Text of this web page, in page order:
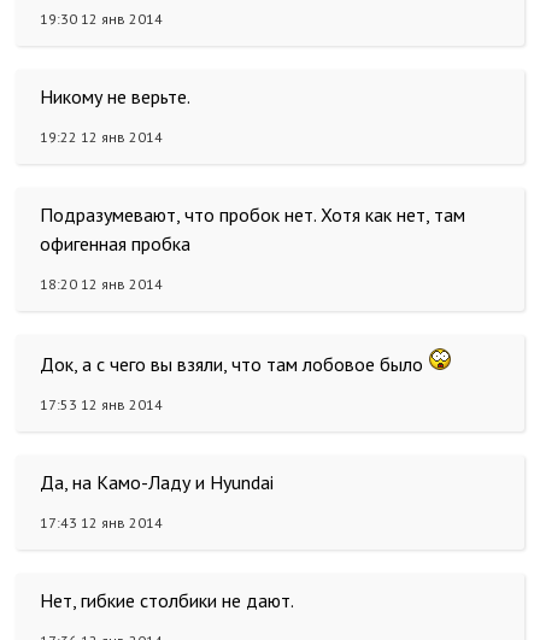
19:30 12 янв 2014
Никому не верьте.
19:22 12 янв 2014
Подразумевают, что пробок нет. Хотя как нет, там
офигенная пробка
18:20 12 янв 2014
Док, а с чего вы взяли, что там лобовое было
17:53 12 янв 2014
Да, на Камо-Ладу и Hyundai
17:43 12 янв 2014
Нет, гибкие столбики не дают.